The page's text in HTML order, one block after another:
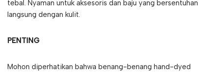
tebal. Nyaman untuk aksesoris dan baju yang bersentuhan
langsung dengan kulit.
PENTING
Mohon diperhatikan bahwa benang-benang hand-dyed